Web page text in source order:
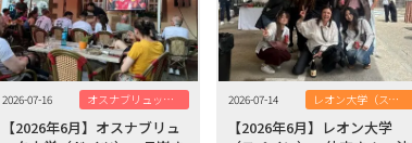
2026-07-16 オスナブリュック大学（ドイツ）
【2026年6月】オスナブリュ
2026-07-14 レオン大学（スペイン）
【2026年6月】レオン大学